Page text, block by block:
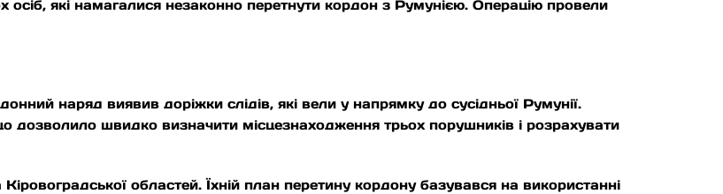
осіб, які намагалися незаконно перетнути кордон з Румунією. Операцію провели
наряд виявив доріжки слідів, які вели у напрямку до сусідньої Румунії.
дозволило швидко визначити місцезнаходження трьох порушників і розрахувати
областей. Їхній план перетину кордону базувався на використанні